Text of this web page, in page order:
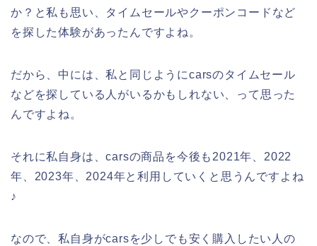
か？と私も思い、タイムセールやクーポンコードなど
を探した体験があったんですよね。
だから、中には、私と同じようにcarsのタイムセール
などを探している人がいるかもしれない、って思った
んですよね。
それに私自身は、carsの商品を今後も2021年、2022
年、2023年、2024年と利用していくと思うんですよね
♪
なので、私自身がcarsを少しでも安く購入したい人の